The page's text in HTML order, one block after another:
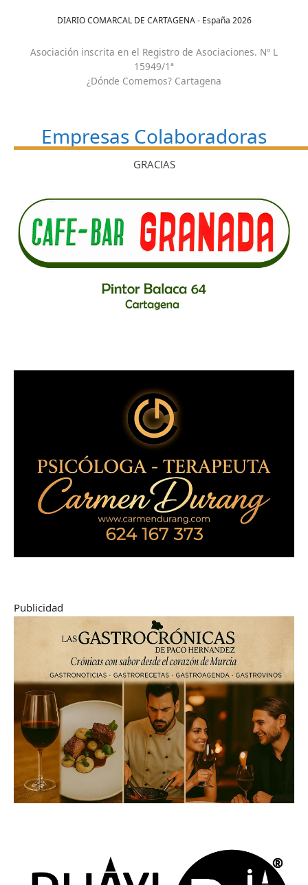
DIARIO COMARCAL DE CARTAGENA - España 2026
Asociación inscrita en el Registro de Asociaciones. Nº L
15949/1ª
¿Dónde Comemos? Cartagena
Empresas Colaboradoras
GRACIAS
Publicidad